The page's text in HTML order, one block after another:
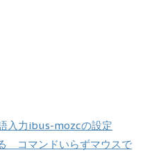
入力ibus-mozcの設定
コマンドいらずマウスで